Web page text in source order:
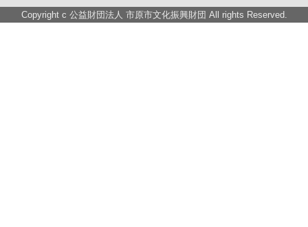
Copyright c 公益財団法人 市原市文化振興財団 All rights Reserved.